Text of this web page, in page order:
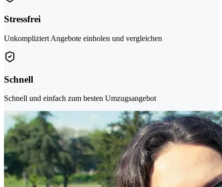
Stressfrei
Unkompliziert Angebote einholen und vergleichen
Schnell
Schnell und einfach zum besten Umzugsangebot